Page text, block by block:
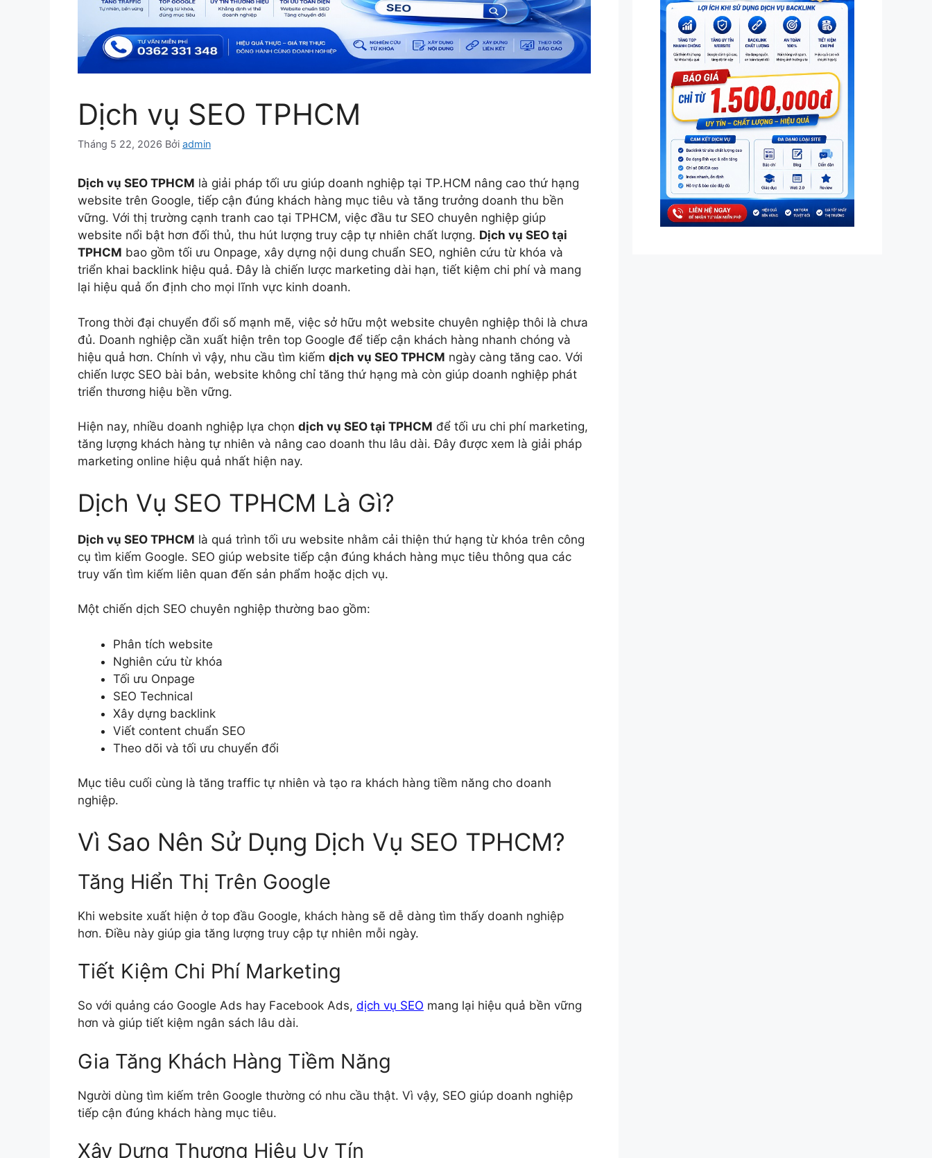
Dịch vụ SEO TPHCM
Tháng 5 22, 2026 Bởi admin
Dịch vụ SEO TPHCM là giải pháp tối ưu giúp doanh nghiệp tại TP.HCM nâng cao thứ hạng
website trên Google, tiếp cận đúng khách hàng mục tiêu và tăng trưởng doanh thu bền
vững. Với thị trường cạnh tranh cao tại TPHCM, việc đầu tư SEO chuyên nghiệp giúp
website nổi bật hơn đối thủ, thu hút lượng truy cập tự nhiên chất lượng. Dịch vụ SEO tại
TPHCM bao gồm tối ưu Onpage, xây dựng nội dung chuẩn SEO, nghiên cứu từ khóa và
triển khai backlink hiệu quả. Đây là chiến lược marketing dài hạn, tiết kiệm chi phí và mang
lại hiệu quả ổn định cho mọi lĩnh vực kinh doanh.
Trong thời đại chuyển đổi số mạnh mẽ, việc sở hữu một website chuyên nghiệp thôi là chưa
đủ. Doanh nghiệp cần xuất hiện trên top Google để tiếp cận khách hàng nhanh chóng và
hiệu quả hơn. Chính vì vậy, nhu cầu tìm kiếm dịch vụ SEO TPHCM ngày càng tăng cao. Với
chiến lược SEO bài bản, website không chỉ tăng thứ hạng mà còn giúp doanh nghiệp phát
triển thương hiệu bền vững.
Hiện nay, nhiều doanh nghiệp lựa chọn dịch vụ SEO tại TPHCM để tối ưu chi phí marketing,
tăng lượng khách hàng tự nhiên và nâng cao doanh thu lâu dài. Đây được xem là giải pháp
marketing online hiệu quả nhất hiện nay.
Dịch Vụ SEO TPHCM Là Gì?
Dịch vụ SEO TPHCM là quá trình tối ưu website nhằm cải thiện thứ hạng từ khóa trên công
cụ tìm kiếm Google. SEO giúp website tiếp cận đúng khách hàng mục tiêu thông qua các
truy vấn tìm kiếm liên quan đến sản phẩm hoặc dịch vụ.
Một chiến dịch SEO chuyên nghiệp thường bao gồm:
Phân tích website
Nghiên cứu từ khóa
Tối ưu Onpage
SEO Technical
Xây dựng backlink
Viết content chuẩn SEO
Theo dõi và tối ưu chuyển đổi
Mục tiêu cuối cùng là tăng traffic tự nhiên và tạo ra khách hàng tiềm năng cho doanh
nghiệp.
Vì Sao Nên Sử Dụng Dịch Vụ SEO TPHCM?
Tăng Hiển Thị Trên Google
Khi website xuất hiện ở top đầu Google, khách hàng sẽ dễ dàng tìm thấy doanh nghiệp
hơn. Điều này giúp gia tăng lượng truy cập tự nhiên mỗi ngày.
Tiết Kiệm Chi Phí Marketing
So với quảng cáo Google Ads hay Facebook Ads, dịch vụ SEO mang lại hiệu quả bền vững
hơn và giúp tiết kiệm ngân sách lâu dài.
Gia Tăng Khách Hàng Tiềm Năng
Người dùng tìm kiếm trên Google thường có nhu cầu thật. Vì vậy, SEO giúp doanh nghiệp
tiếp cận đúng khách hàng mục tiêu.
Xây Dựng Thương Hiệu Uy Tín